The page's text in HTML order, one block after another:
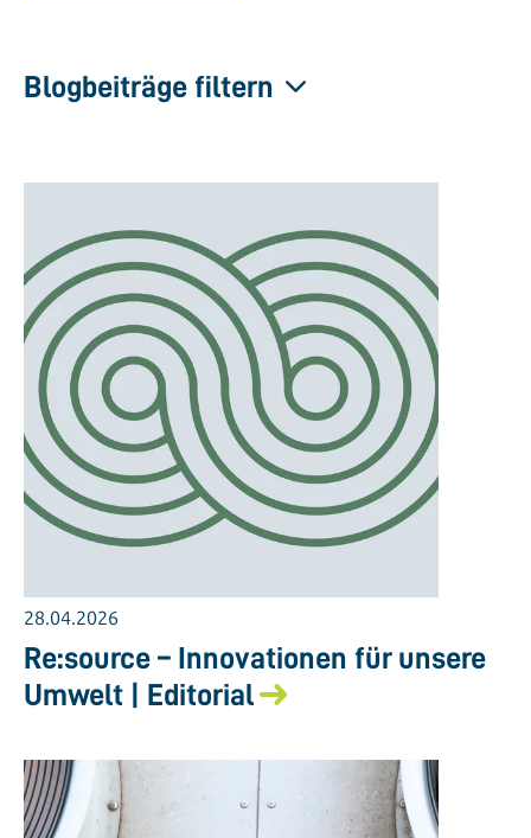
Blogbeiträge filtern
28.04.2026
Re:source – Innovationen für unsere
Umwelt | Editorial